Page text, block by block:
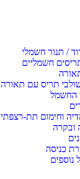
/ תנור חשמלי
חשמליים
תריס עם תאורה
החשמל
וחימום תת-רצפתי
ובקרה
כניסה
נוספים